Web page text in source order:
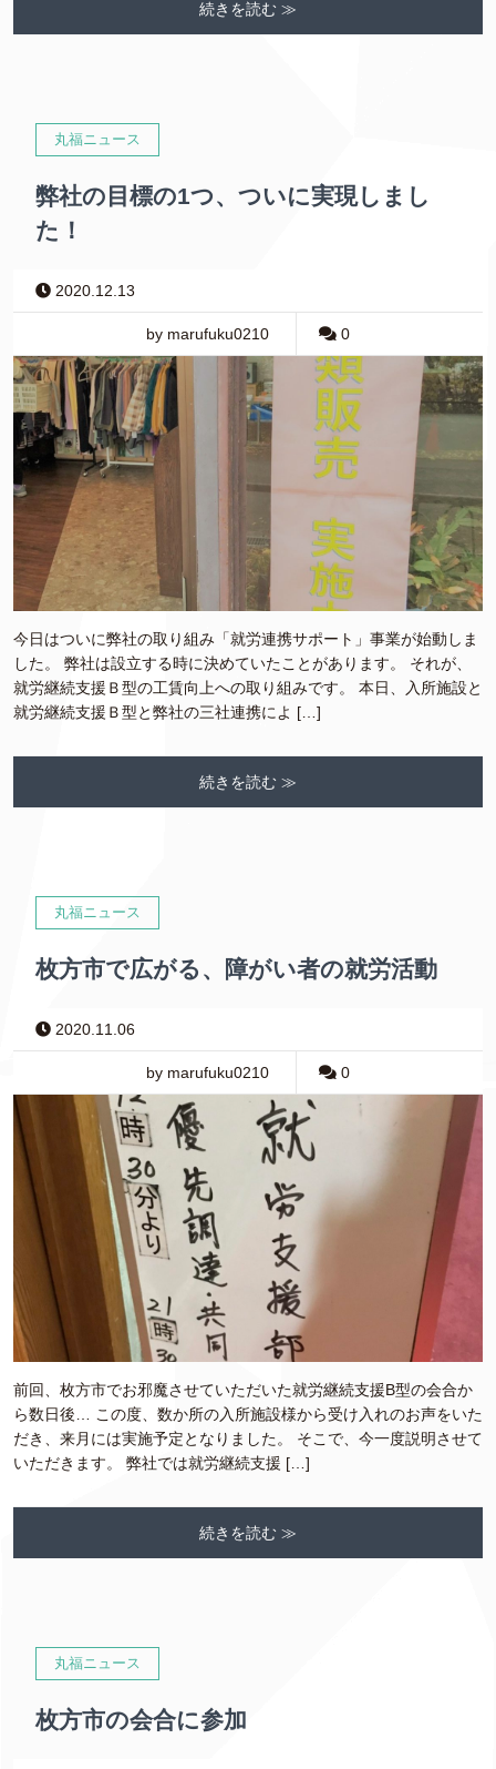
続きを読む ≫
丸福ニュース
弊社の目標の1つ、ついに実現しまし
た！
2020.12.13
by marufuku0210 0
今日はついに弊社の取り組み「就労連携サポート」事業が始動しま
した。 弊社は設立する時に決めていたことがあります。 それが、
就労継続支援Ｂ型の工賃向上への取り組みです。 本日、入所施設と
就労継続支援Ｂ型と弊社の三社連携によ […]
続きを読む ≫
丸福ニュース
枚方市で広がる、障がい者の就労活動
2020.11.06
by marufuku0210 0
前回、枚方市でお邪魔させていただいた就労継続支援B型の会合か
ら数日後… この度、数か所の入所施設様から受け入れのお声をいた
だき、来月には実施予定となりました。 そこで、今一度説明させて
いただきます。 弊社では就労継続支援 […]
続きを読む ≫
丸福ニュース
枚方市の会合に参加